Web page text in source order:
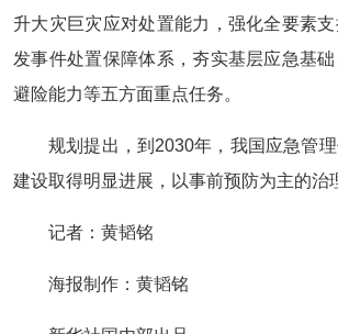
升大灾巨灾应对处置能力，强化全要素
发事件处置保障体系，夯实基层应急基
避险能力等五方面重点任务。
规划提出，到2030年，我国应急管
建设取得明显进展，以事前预防为主的治
记者：黄韬铭
海报制作：黄韬铭